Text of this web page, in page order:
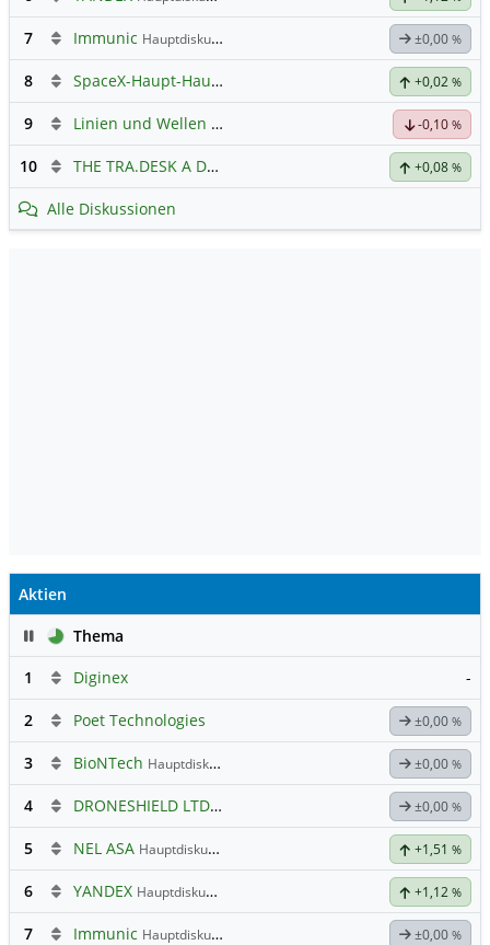
7 Immunic Hauptdiskussion ±0,00 %
8 SpaceX-Haupt-Hauptforum +0,02 %
9 Linien und Wellen Austausch Forum -0,10 %
10 THE TRA.DESK A DL-,000001 +0,08 %
Alle Diskussionen
Aktien
PauseThema
1
Diginex -
2 Poet Technologies ±0,00 %
3 BioNTech Hauptdiskussion ±0,00 %
4 DRONESHIELD LTDHauptdiskussion ±0,00 %
5 NEL ASA Hauptdiskussion +1,51 %
6 YANDEX Hauptdiskussion +1,12 %
7 Immunic Hauptdiskussion ±0,00 %